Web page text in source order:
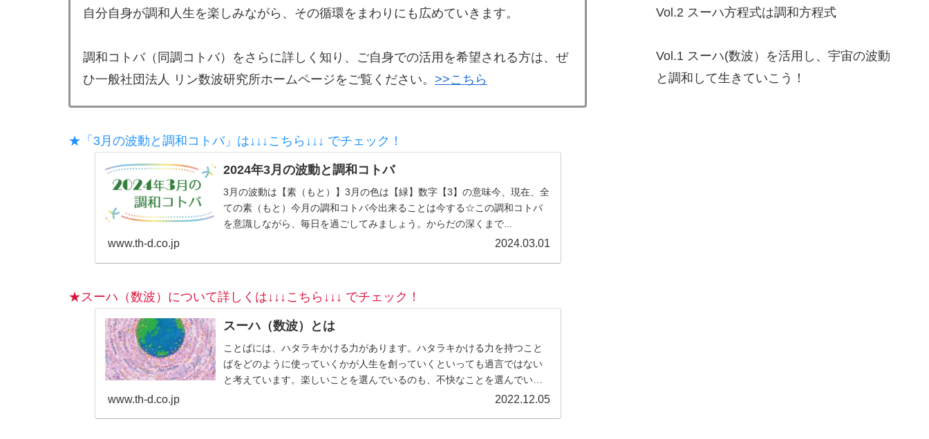
自分自身が調和人生を楽しみながら、その循環をまわりにも広めていきます。
調和コトバ（同調コトバ）をさらに詳しく知り、ご自身での活用を希望される方は、ぜ
ひ一般社団法人 リン数波研究所ホームページをご覧ください。 >>こちら
★「3月の波動と調和コトバ」は↓↓↓こちら↓↓↓ でチェック！
2024年3月の波動と調和コトバ
3月の波動は【素（もと）】3月の色は【緑】数字【3】の意味今、現在、全
ての素（もと）今月の調和コトバ今出来ることは今する☆この調和コトバ
を意識しながら、毎日を過ごしてみましょう。からだの深くまで...
www.th-d.co.jp 2024.03.01
★スーハ（数波）について詳しくは↓↓↓こちら↓↓↓ でチェック！
スーハ（数波）とは
ことばには、ハタラキかける力があります。ハタラキかける力を持つこと
ばをどのように使っていくかが人生を創っていくといっても過言ではない
と考えています。楽しいことを選んでいるのも、不快なことを選んでいる
www.th-d.co.jp 2022.12.05
Vol.2 スーハ方程式は調和方程式
Vol.1 スーハ(数波）を活用し、宇宙の波動
と調和して生きていこう！